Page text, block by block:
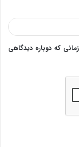
که دوباره دیدگاهی